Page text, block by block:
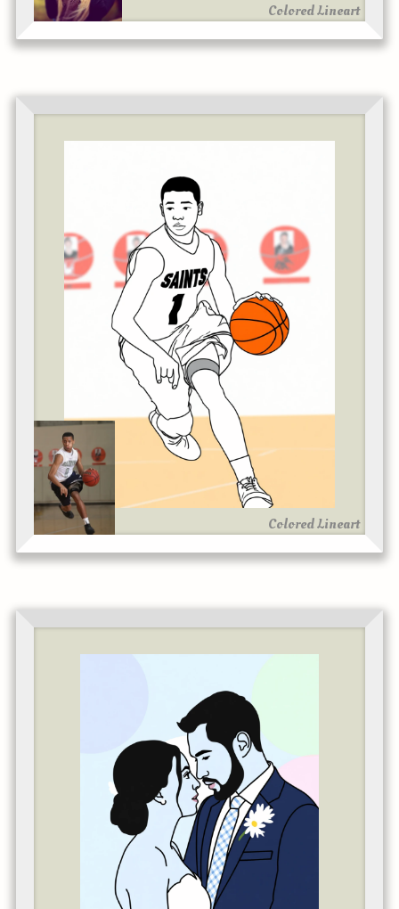
Colored Lineart
Colored Lineart